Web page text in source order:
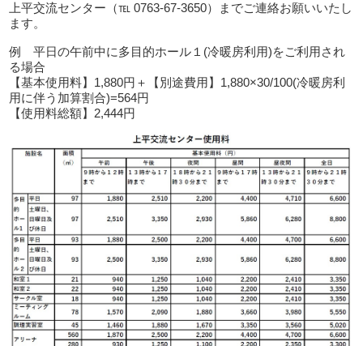
上平交流センター（℡ 0763-67-3650）までご連絡お願いいたし
ます。
例 平日の午前中に多目的ホール１(冷暖房利用)をご利用され
る場合
【基本使用料】1,880円＋【別途費用】1,880×30/100(冷暖房利
用に伴う加算割合)=564円
【使用料総額】2,444円